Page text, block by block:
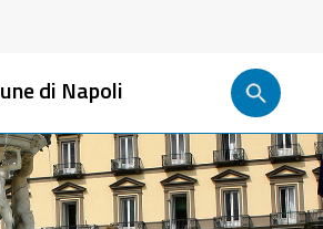
di Napoli